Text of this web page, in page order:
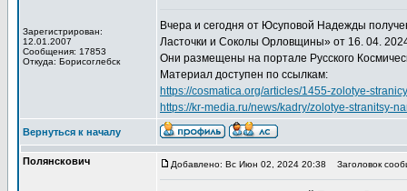
Зарегистрирован:
12.01.2007
Сообщения: 17853
Откуда: Борисоглебск
Вчера и сегодня от Юсуповой Надежды
Ласточки и Соколы Орловщины» от 16. 04.
Они размещены на портале Русского
Материал доступен по ссылкам:
https://cosmatica.org/articles/1455-zolotye-
https://kr-media.ru/news/kadry/zolotye-stranitsy-
Вернуться к началу
Полянскович Добавлено: Вс Июн 02, 2024 20:38 Заголовок